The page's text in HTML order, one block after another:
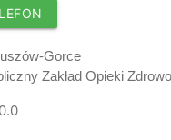
Gorce
Zakład Opieki